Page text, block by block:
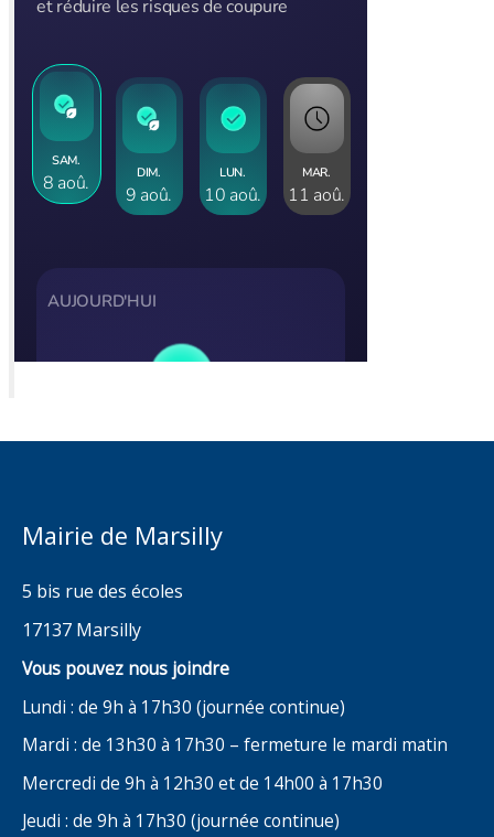
Mairie de Marsilly
5 bis rue des écoles
17137 Marsilly
Vous pouvez nous joindre
Lundi : de 9h à 17h30 (journée continue)
Mardi : de 13h30 à 17h30 – fermeture le mardi matin
Mercredi de 9h à 12h30 et de 14h00 à 17h30
Jeudi : de 9h à 17h30 (journée continue)